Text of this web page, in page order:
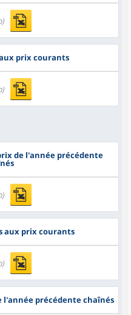
prix courants
de l'année précédente
aux prix courants
l'année précédente chaînés